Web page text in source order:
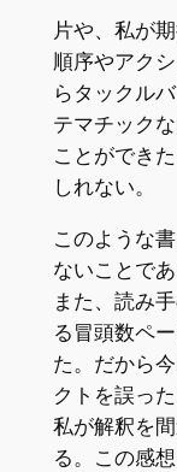
片や、私が
順序やアク
らタックル
テマチック
ことができ
しれない。
このような
ないことで
また、読み
る冒頭数ペ
た。だから
クトを誤っ
私が解釈を
る。この感